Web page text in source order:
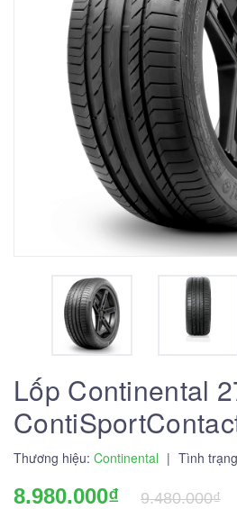
Lốp Continental
Thương hiệu: Continental | Tình
8.980.000₫
9.480.000₫